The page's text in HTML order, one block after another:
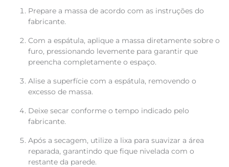
Prepare a massa de acordo com as instruções do
fabricante.
Com a espátula, aplique a massa diretamente sobre o
furo, pressionando levemente para garantir que
preencha completamente o espaço.
Alise a superfície com a espátula, removendo o
excesso de massa.
Deixe secar conforme o tempo indicado pelo
fabricante.
Após a secagem, utilize a lixa para suavizar a área
reparada, garantindo que fique nivelada com o
restante da parede.